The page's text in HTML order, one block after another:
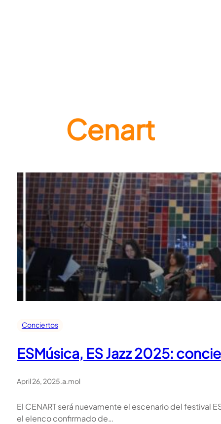
Cenart
Conciertos
ESMúsica, ES Jazz 2025:
April 26, 2025.a.mol
El CENART será nuevamente el escenario del festival
el elenco confirmado de…